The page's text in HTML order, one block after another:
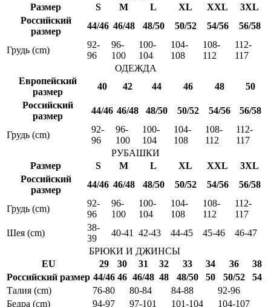
Размер
S M L XL XXL
3XL
Российский
размер
44/46 46/48 48/50 50/52 54/56 56/58
Грудь (cm)
92-
96
96-
100
100-
104
104-
108
108-
112
112-
117
ОДЕЖДА
Европейский
размер
40 42 44 46 48
50
Российский
размер
44/46 46/48 48/50 50/52 54/56 56/58
Грудь (cm)
92-
96
96-
100
100-
104
104-
108
108-
112
112-
117
РУБАШКИ
Размер
S M L XL XXL
3XL
Российский
размер
44/46 46/48 48/50 50/52 54/56 56/58
Грудь (cm)
92-
96
96-
100
100-
104
104-
108
108-
112
112-
117
Шея (cm)
38-
39
40-41 42-43 44-45 45-46
46-47
БРЮКИ И ДЖИНСЫ
EU
29 30 31 32 33 34 36
38
Российский размер 44/46 46 46/48 48 48/50 50 50/52
54
Талия (cm)
76-80 80-84 84-88
92-96
Бедра (cm)
94-97 97-101 101-104 104-107